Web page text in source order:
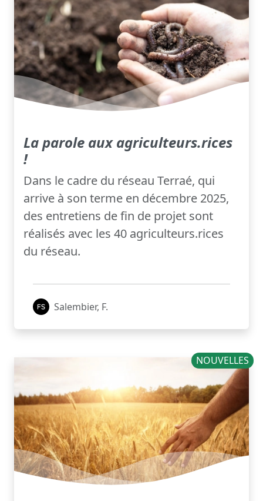
La parole aux agriculteurs.rices
!
Dans le cadre du réseau Terraé, qui
arrive à son terme en décembre 2025,
des entretiens de fin de projet sont
réalisés avec les 40 agriculteurs.rices
du réseau.
Salembier, F.
NOUVELLES